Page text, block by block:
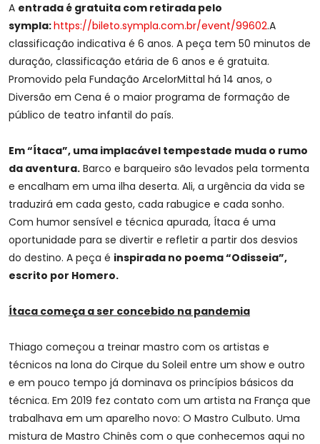
A entrada é gratuita com retirada pelo
sympla:https://bileto.sympla.com.br/event/99602.A
classificação indicativa é 6 anos. A peça tem 50 minutos de
duração, classificação etária de 6 anos e é gratuita.
Promovido pela Fundação ArcelorMittal há 14 anos, o
Diversão em Cena é o maior programa de formação de
público de teatro infantil do país.
Em “Ítaca”, uma implacável tempestade muda o rumo
da aventura. Barco e barqueiro são levados pela tormenta
e encalham em uma ilha deserta. Ali, a urgência da vida se
traduzirá em cada gesto, cada rabugice e cada sonho.
Com humor sensível e técnica apurada, Ítaca é uma
oportunidade para se divertir e refletir a partir dos desvios
do destino. A peça é inspirada no poema “Odisseia”,
escrito por Homero.
Ítaca começa a ser concebido na pandemia
Thiago começou a treinar mastro com os artistas e
técnicos na lona do Cirque du Soleil entre um show e outro
e em pouco tempo já dominava os princípios básicos da
técnica. Em 2019 fez contato com um artista na França que
trabalhava em um aparelho novo: O Mastro Culbuto. Uma
mistura de Mastro Chinês com o que conhecemos aqui no